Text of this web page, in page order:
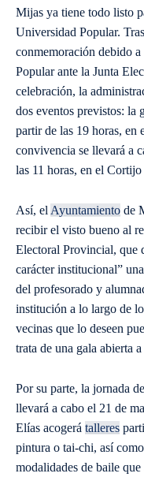
Mijas ya tiene todo listo
Universidad Popular.
conmemoración debido
Popular ante la Junta
celebración, la
dos eventos previstos: la
partir de las 19 horas, en
convivencia se llevará a
las 11 horas, en el
Así, el Ayuntamiento de
recibir el visto bueno al
Electoral Provincial, que
carácter institucional”
del profesorado y
institución a lo largo de
vecinas que lo deseen
trata de una gala abierta
Por su parte, la jornada
llevará a cabo el 21 de
Elías acogerá talleres
pintura o tai-chi, así
modalidades de baile